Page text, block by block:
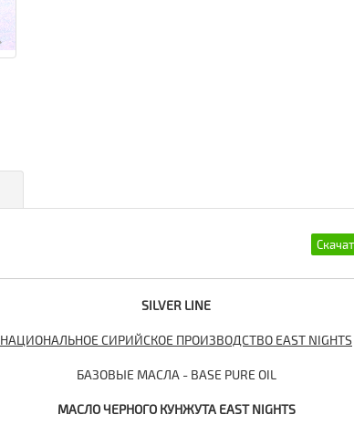
SILVER LINE
НАЦИОНАЛЬНОЕ СИРИЙСКОЕ ПРОИЗВОДСТВО EAST NIGHTS
БАЗОВЫЕ МАСЛА - BASE PURE OIL
МАСЛО ЧЕРНОГО КУНЖУТА EAST NIGHTS